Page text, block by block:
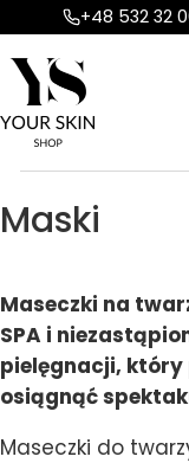
+48 532 32
Maski
Maseczki na
SPA i
pielęgnacji,
osiągnąć
Maseczki do